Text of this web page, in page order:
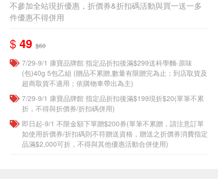
不參加全站現折優惠，折價券&折扣碼活動與買一送一多
件優惠不得併用
$ 49 $60
7/29-9/1 康寶品牌館 指定品折扣後滿$299送科學麵-原味
(包)40g 5包乙組 (贈品不累贈,數量有限贈完為止；到店取貨及
超商取貨不適用；依購物車帶出為主)
7/29-9/1 康寶品牌館 指定品折扣後滿$199現折$20(單筆不累
折，不得與折價券/折扣碼併用)
即日起-9/1 不限金額下單贈$200券(單筆不累贈，請注意訂單
如使用折價券/折扣碼則不符贈送資格，贈送之折價券消費指定
品滿$2,000可折，不得與其他優惠活動合併使用)